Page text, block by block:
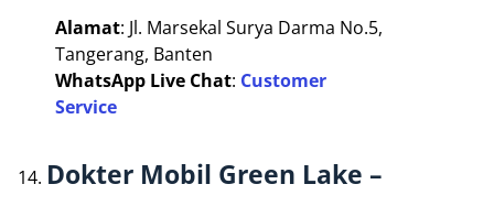
Alamat: Jl. Marsekal Surya Darma No.5,
Tangerang, Banten
WhatsApp Live Chat: Customer
Service
Dokter Mobil Green Lake –